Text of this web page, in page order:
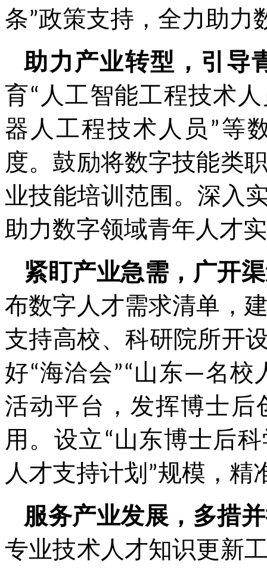
条”政策支持，全力助力
助力产业转型，引导
育“人工智能工程技术
器人工程技术人员”等
度。鼓励将数字技能类
业技能培训范围。深入
助力数字领域青年人才
紧盯产业急需，广开
布数字人才需求清单，
支持高校、科研院所开
好“海洽会”“山东—名校
活动平台，发挥博士后
用。设立“山东博士后
人才支持计划”规模，精
服务产业发展，多措
专业技术人才知识更新